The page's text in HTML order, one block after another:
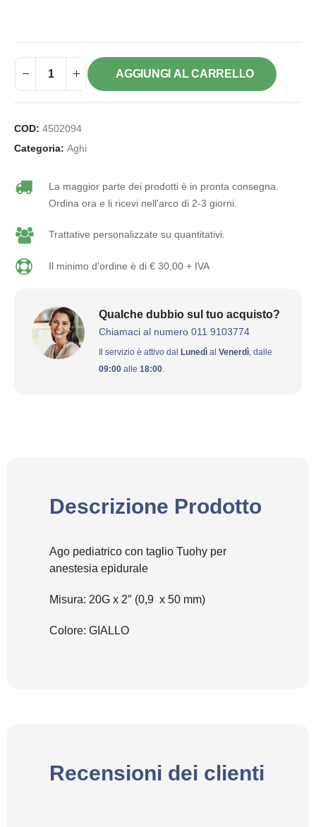
AGGIUNGI AL CARRELLO
COD: 4502094
Categoria: Aghi
La maggior parte dei prodotti è in pronta consegna.
Ordina ora e li ricevi nell'arco di 2-3 giorni.
Trattative personalizzate su quantitativi.
Il minimo d'ordine è di € 30,00 + IVA
Qualche dubbio sul tuo acquisto?
Chiamaci al numero 011 9103774
Il servizio è attivo dal Lunedì al Venerdì, dalle
09:00 alle 18:00.
Descrizione Prodotto
Ago pediatrico con taglio Tuohy per
anestesia epidurale
Misura: 20G x 2″ (0,9 x 50 mm)
Colore: GIALLO
Recensioni dei clienti